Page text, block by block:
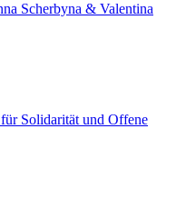
Scherbyna & Valentina
Solidarität und Offene